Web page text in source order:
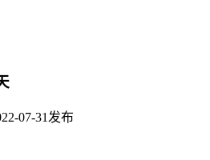
07-31发布